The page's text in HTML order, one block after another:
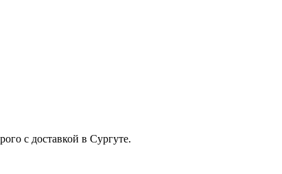
с доставкой в Сургуте.